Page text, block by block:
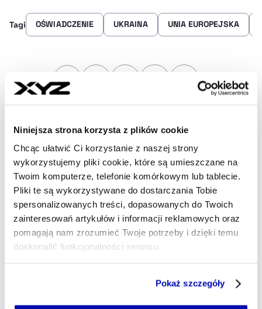
Niniejsza strona korzysta z plików cookie
Chcąc ułatwić Ci korzystanie z naszej strony
wykorzystujemy pliki cookie, które są umieszczane na
Twoim komputerze, telefonie komórkowym lub tablecie.
Pliki te są wykorzystywane do dostarczania Tobie
spersonalizowanych treści, dopasowanych do Twoich
zainteresowań artykułów i informacji reklamowych oraz
pomagają nam zrozumieć Twoje potrzeby i dzięki temu
doskonalić funkcjonalności serwisu.
Jeżeli nie wyrażasz zgody na zapisywanie plików cookie,
Pokaż szczegóły
Najnowsze
13 min temu
Najważniejsze wydarzenia 06
Tagi OŚWIADCZENIE UKRAINA UNIA EUROPEJSKA
Udostępnij Kopiuj link artykułuUdostępnij na LinkedIn
Udostępnij na Twitterze
Udostępnij na
Udostępnij
Strona główna Na żywo
Europa mówi prawie jednym